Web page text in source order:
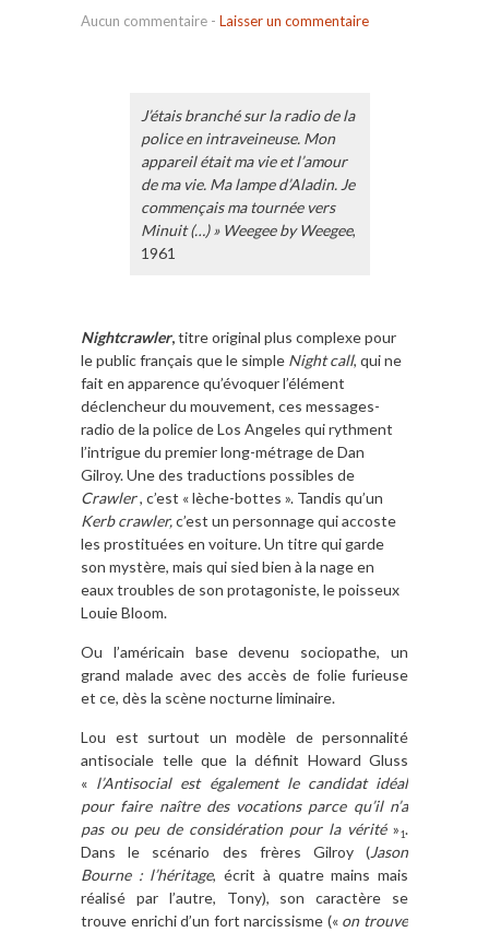
Aucun commentaire - Laisser un commentaire
J’étais branché sur la radio de la
police en intraveineuse. Mon
appareil était ma vie et l’amour
de ma vie. Ma lampe d’Aladin. Je
commençais ma tournée vers
Minuit (…) » Weegee by Weegee,
1961
Nightcrawler,titre original plus complexe pour
le public français que le simple Night call, qui ne
fait en apparence qu’évoquer l’élément
déclencheur du mouvement, ces messages-
radio de la police de Los Angeles qui rythment
l’intrigue du premier long-métrage de Dan
Gilroy. Une des traductions possibles de
Crawler, c’est « lèche-bottes ». Tandis qu’un
Kerb crawler,c’est un personnage qui accoste
les prostituées en voiture. Un titre qui garde
son mystère, mais qui sied bien à la nage en
eaux troubles de son protagoniste, le poisseux
Louie Bloom.
Ou l’américain base devenu sociopathe, un
grand malade avec des accès de folie furieuse
et ce, dès la scène nocturne liminaire.
Lou est surtout un modèle de personnalité
antisociale telle que la définit Howard Gluss
« l’Antisocial est également le candidat idéal
pour faire naître des vocations parce qu’il n’a
pas ou peu de considération pour la vérité»1.
Dans le scénario des frères Gilroy (Jason
Bourne : l’héritage, écrit à quatre mains mais
réalisé par l’autre, Tony), son caractère se
trouve enrichi d’un fort narcissisme (« on trouve